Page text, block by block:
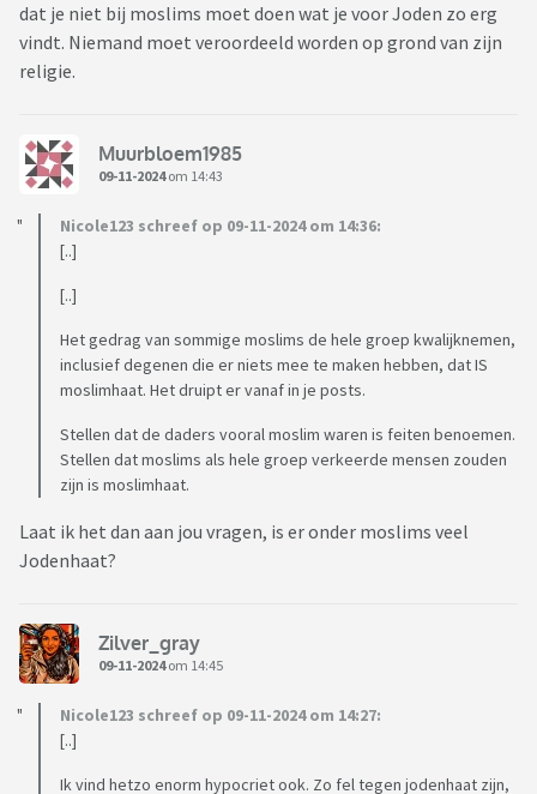
dat je niet bij moslims moet doen wat je voor Joden zo erg
vindt. Niemand moet veroordeeld worden op grond van zijn
religie.
Muurbloem1985
09-11-2024om 14:43
Nicole123 schreef op 09-11-2024 om 14:36:
[..]
[..]
Het gedrag van sommige moslims de hele groep kwalijknemen,
inclusief degenen die er niets mee te maken hebben, dat IS
moslimhaat. Het druipt er vanaf in je posts.
Stellen dat de daders vooral moslim waren is feiten benoemen.
Stellen dat moslims als hele groep verkeerde mensen zouden
zijn is moslimhaat.
Laat ik het dan aan jou vragen, is er onder moslims veel
Jodenhaat?
Zilver_gray
09-11-2024om 14:45
Nicole123 schreef op 09-11-2024 om 14:27:
[..]
Ik vind hetzo enorm hypocriet ook. Zo fel tegen jodenhaat zijn,